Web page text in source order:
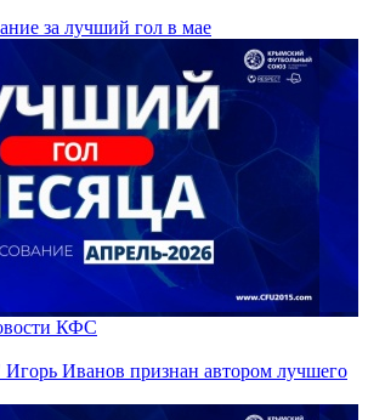
за лучший гол в мае
КФС
Иванов признан автором лучшего